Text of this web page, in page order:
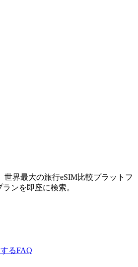
世界最大の旅行eSIM比較プラットフ
ンを即座に検索。
るFAQ